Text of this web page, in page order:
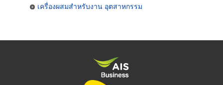
เครื่องผสมสำหรับงาน อุตสาหกรรม